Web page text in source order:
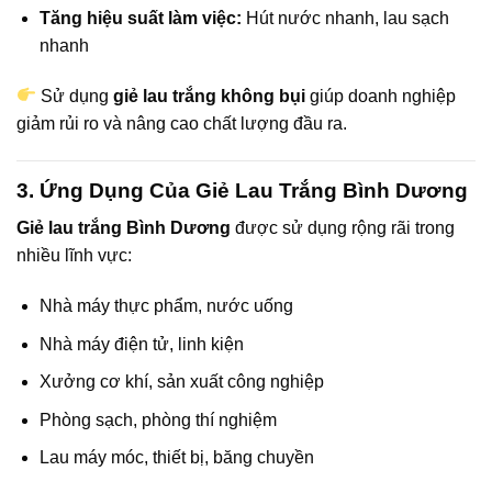
Tăng hiệu suất làm việc: Hút nước nhanh, lau sạch
nhanh
Sử dụnggiẻ lau trắng không bụi giúp doanh nghiệp
giảm rủi ro và nâng cao chất lượng đầu ra.
3. Ứng Dụng Của Giẻ Lau Trắng Bình Dương
Giẻ lau trắng Bình Dương được sử dụng rộng rãi trong
nhiều lĩnh vực:
Nhà máy thực phẩm, nước uống
Nhà máy điện tử, linh kiện
Xưởng cơ khí, sản xuất công nghiệp
Phòng sạch, phòng thí nghiệm
Lau máy móc, thiết bị, băng chuyền